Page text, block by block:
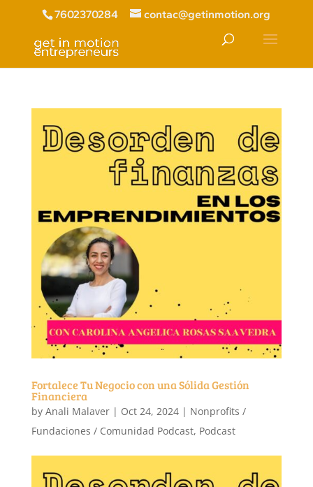
7602370284 contac@getinmotion.org
Fortalece Tu Negocio con una Sólida Gestión
Financiera
by Anali Malaver| Oct 24, 2024| Nonprofits /
Fundaciones / Comunidad Podcast, Podcast